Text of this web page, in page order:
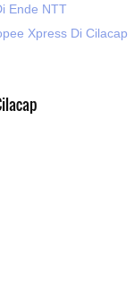
Ende NTT
Xpress Di Cilacap